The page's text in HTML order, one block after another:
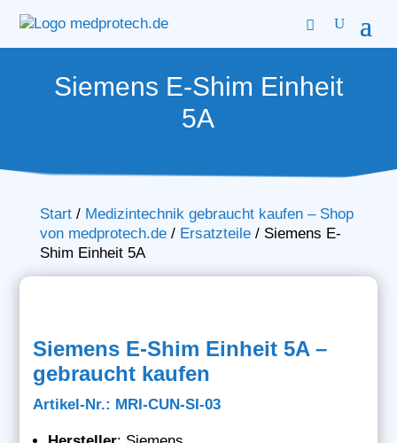
Siemens E-Shim Einheit
5A
Start/ Medizintechnik gebraucht kaufen – Shop
von medprotech.de/ Ersatzteile/ Siemens E-
Shim Einheit 5A
Siemens E-Shim Einheit 5A –
gebraucht kaufen
Artikel-Nr.: MRI-CUN-SI-03